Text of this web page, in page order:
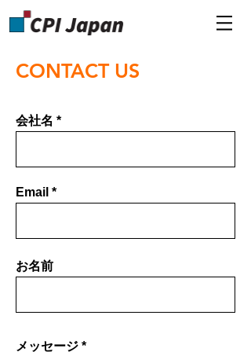
CONTACT US
会社名
Email
お名前
メッセージ